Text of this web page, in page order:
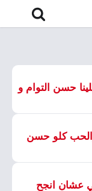
حسن التوام و
كلو حسن
عشان انجح